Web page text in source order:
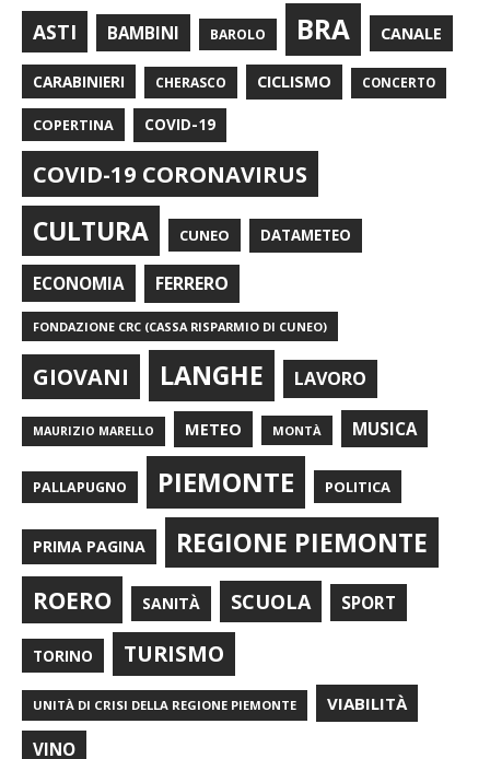
ASTI BAMBINI BAROLO BRA CANALE
CARABINIERI CHERASCO CICLISMO CONCERTO
COPERTINA COVID-19
COVID-19 CORONAVIRUS
CULTURA CUNEO DATAMETEO
ECONOMIA FERRERO
FONDAZIONE CRC (CASSA RISPARMIO DI CUNEO)
GIOVANI LANGHE LAVORO
MAURIZIO MARELLO METEO MONTÀ MUSICA
PALLAPUGNO PIEMONTE POLITICA
PRIMA PAGINA REGIONE PIEMONTE
ROERO SANITÀ SCUOLA SPORT
TORINO TURISMO
UNITÀ DI CRISI DELLA REGIONE PIEMONTE VIABILITÀ
VINO